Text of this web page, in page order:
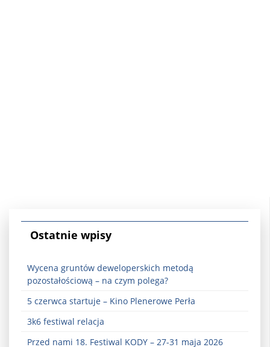
Ostatnie wpisy
Wycena gruntów deweloperskich metodą
pozostałościową – na czym polega?
5 czerwca startuje – Kino Plenerowe Perła
3k6 festiwal relacja
Przed nami 18. Festiwal KODY – 27-31 maja 2026